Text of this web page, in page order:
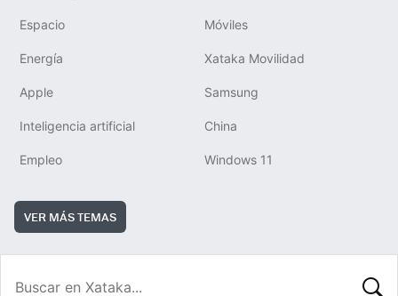
Espacio Móviles
Energía Xataka Movilidad
Apple Samsung
Inteligencia artificial China
Empleo Windows 11
VER MÁS TEMAS